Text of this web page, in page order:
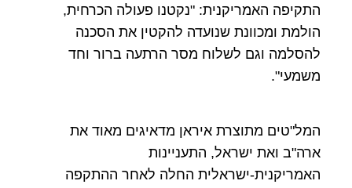
התקיפה האמריקנית: "נקטנו פעולה הכרחית,
הולמת ומכוונת שנועדה להקטין את הסכנה
להסלמה וגם לשלוח מסר הרתעה ברור וחד
משמעי".
המל"טים מתוצרת איראן מדאיגים מאוד את
ארה"ב ואת ישראל, התעניינות
האמריקנית-ישראלית החלה לאחר ההתקפה